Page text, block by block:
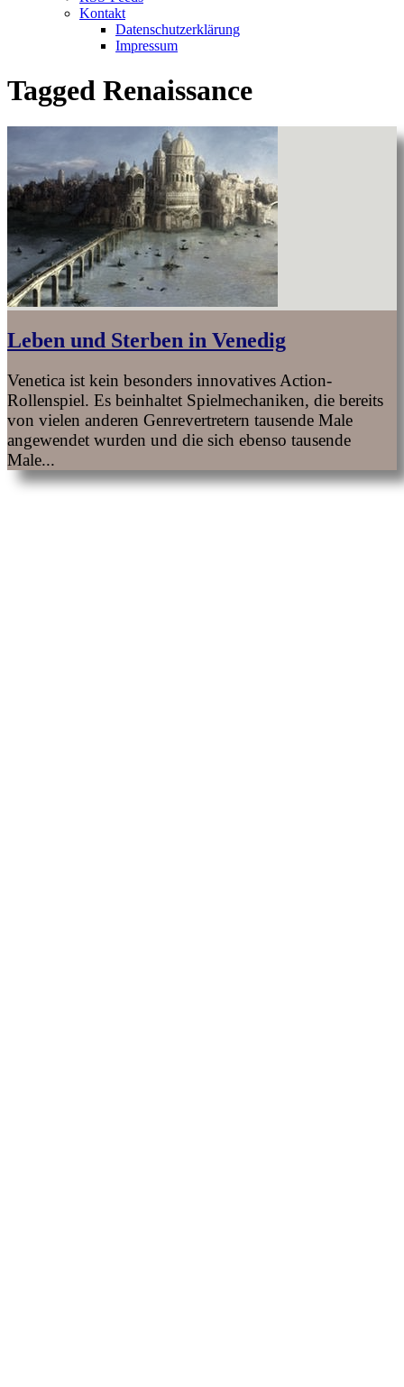
Kontakt
Datenschutzerklärung
Impressum
Tagged Renaissance
Leben und Sterben in Venedig
Venetica ist kein besonders innovatives Action-
Rollenspiel. Es beinhaltet Spielmechaniken, die bereits
von vielen anderen Genrevertretern tausende Male
angewendet wurden und die sich ebenso tausende
Male...